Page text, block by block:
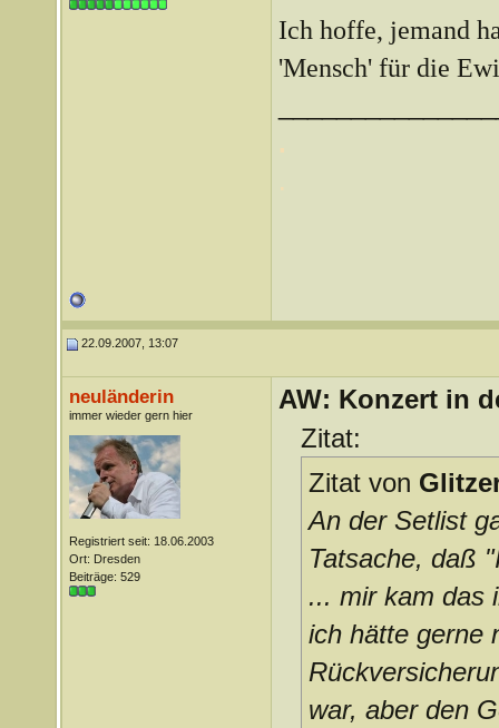
Ich hoffe, jemand
'Mensch' für die
22.09.2007, 13:07
neuländerin
immer wieder gern hier
Registriert seit: 18.06.2003
Ort: Dresden
Beiträge: 529
AW: Konzert in
Zitat:
Zitat von
An der Setlist
Tatsache, daß
... mir kam das
ich hätte gerne
war, aber den